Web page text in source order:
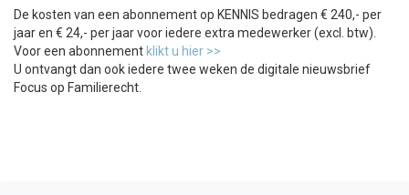
De kosten van een abonnement op KENNIS bedragen € 240,- per
jaar en € 24,- per jaar voor iedere extra medewerker (excl. btw).
Voor een abonnement klikt u hier >>
U ontvangt dan ook iedere twee weken de digitale nieuwsbrief
Focus op Familierecht.